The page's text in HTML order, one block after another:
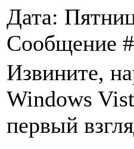
Дата:
Сообщение
Извините,
Windows
первый